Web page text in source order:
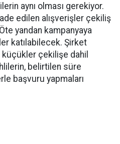
aynı olması gerekiyor.
edilen alışverişler çekiliş
yandan kampanyaya
katılabilecek. Şirket
küçükler çekilişe dahil
belirtilen süre
başvuru yapmaları